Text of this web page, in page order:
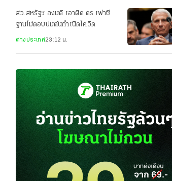
สว.สหรัฐฯ ลงมติ เอาผิด ดร.เฟาชี
ฐานไม่ตอบปมต้นกำเนิดโควิด
ต่างประเทศ23:12 น.